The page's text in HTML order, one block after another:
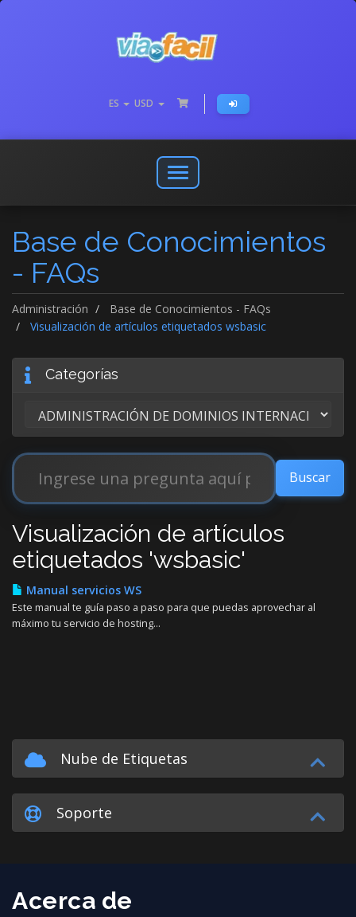
ES USD
Abrir
o
menú
de
Base de Conocimientos
- FAQs
Administración
Base de Conocimientos - FAQs
Visualización de artículos etiquetados wsbasic
Categorías
Visualización de artículos
etiquetados 'wsbasic'
Manual servicios WS
Este manual te guía paso a paso para que puedas aprovechar al
máximo tu servicio de hosting...
Nube de Etiquetas
Soporte
Acerca de